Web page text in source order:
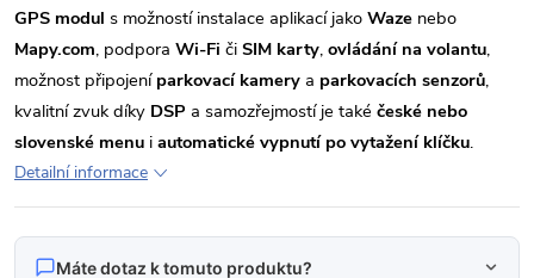
GPS modul s možností instalace aplikací jako Waze nebo
Mapy.com, podpora Wi-Fi či SIM karty, ovládání na volantu,
možnost připojení parkovací kamery a parkovacích senzorů,
kvalitní zvuk díky DSP a samozřejmostí je také české nebo
slovenské menu i automatické vypnutí po vytažení klíčku.
Detailní informace
Máte dotaz k tomuto produktu?